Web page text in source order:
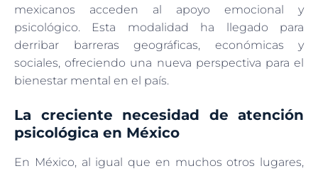
mexicanos acceden al apoyo emocional y
psicológico. Esta modalidad ha llegado para
derribar barreras geográficas, económicas y
sociales, ofreciendo una nueva perspectiva para el
bienestar mental en el país.
La creciente necesidad de atención
psicológica en México
En México, al igual que en muchos otros lugares,